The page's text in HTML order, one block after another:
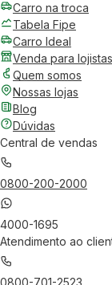
Carro na troca
Tabela Fipe
Carro Ideal
Venda para lojistas
Quem somos
Nossas lojas
Blog
Dúvidas
Central de vendas
0800-200-2000
4000-1695
Atendimento ao
0800-701-2523